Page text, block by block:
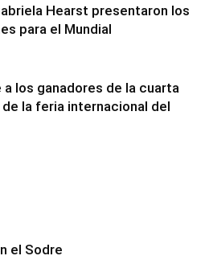
Hearst presentaron los
para el Mundial
a los ganadores de la cuarta
la feria internacional del
el Sodre